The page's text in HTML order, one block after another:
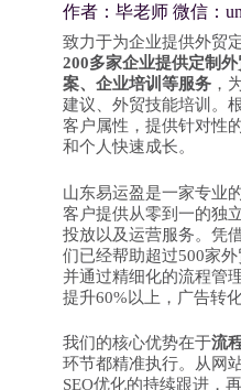
作者：毕老师 微信：
致力于为企业提供外贸
200多家企业提供定制
案、企业培训等服务，
建议、外贸技能培训。
客户属性，提供针对性
和个人快速成长。
山东易运盈是一家专业
客户提供从零到一的独
投放以及运营服务。凭
们已经帮助超过500家
并通过精细化的流程管
提升60%以上，广告转
我们的核心优势在于流
环节都精准执行。从网
SEO优化的持续跟进，